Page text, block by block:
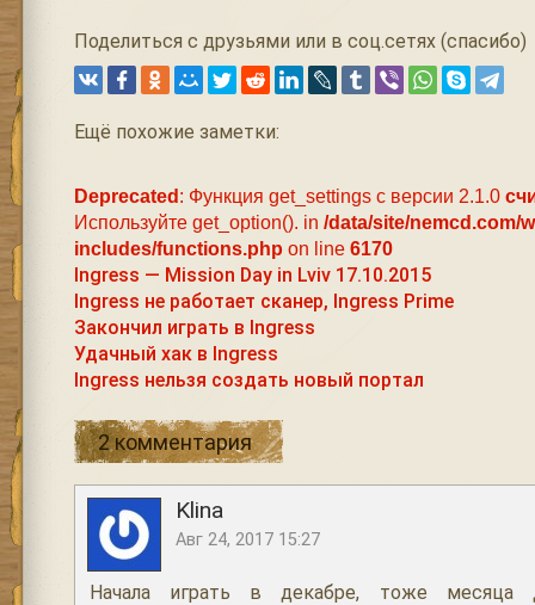
Поделиться с друзьями или в соц.сетях (спасибо)
Ещё похожие заметки:
Deprecated : Функция get_settings с версии 2.1.0
Используйте get_option(). in /data/site/nemcd.com/
includes/functions.php on line 6170
Ingress — Mission Day in Lviv 17.10.2015
Ingress не работает сканер, Ingress Prime
Закончил играть в Ingress
Удачный хак в Ingress
Ingress нельзя создать новый портал
2 комментария
Klina
Авг 24, 2017 15:27
Начала играть в декабре, тоже месяца